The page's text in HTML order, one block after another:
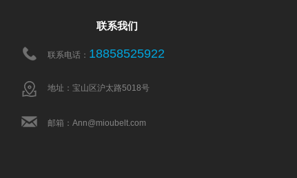
联系我们
联系电话： 18858525922
地址：宝山区沪太路5018号
邮箱：Ann@mioubelt.com